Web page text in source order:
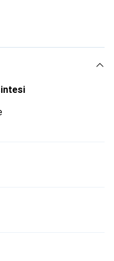
per spazzolino iO